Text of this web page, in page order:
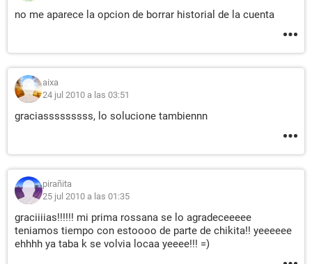
no me aparece la opcion de borrar historial de la cuenta
aixa
24 jul 2010 a las 03:51
graciasssssssss, lo solucione tambiennn
pirañita
25 jul 2010 a las 01:35
graciiiias!!!!!! mi prima rossana se lo agradeceeeee
teniamos tiempo con estoooo de parte de chikita!! yeeeeee
ehhhh ya taba k se volvia locaa yeeee!!! =)